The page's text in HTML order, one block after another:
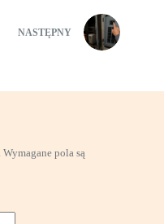
NASTĘPNY
Wymagane pola są